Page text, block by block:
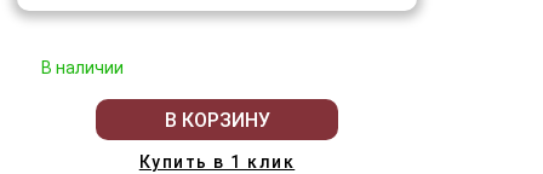
В наличии
В КОРЗИНУ
Купить в 1 клик